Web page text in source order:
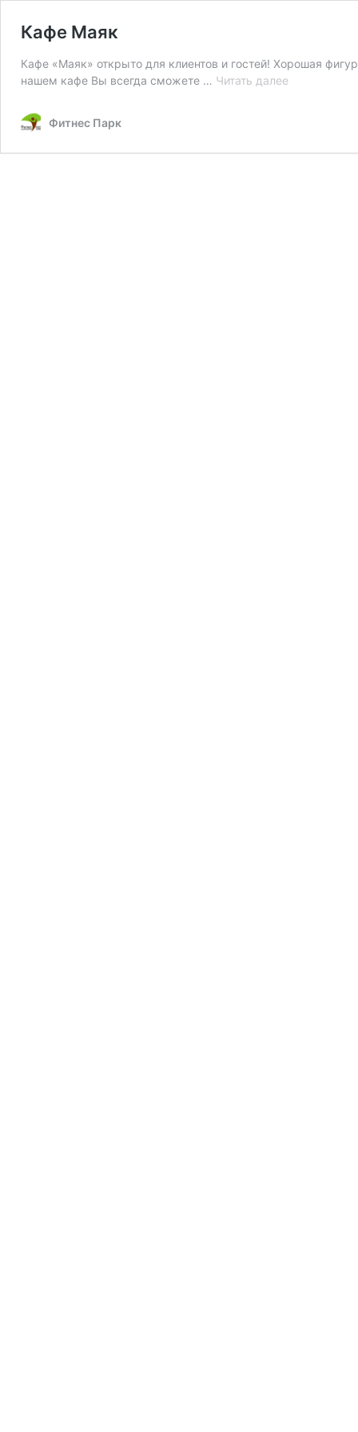
Кафе Маяк
Кафе «Маяк» открыто для клиентов и гостей! Хорошая
нашем кафе Вы всегда сможете … Читать далее
Фитнес Парк